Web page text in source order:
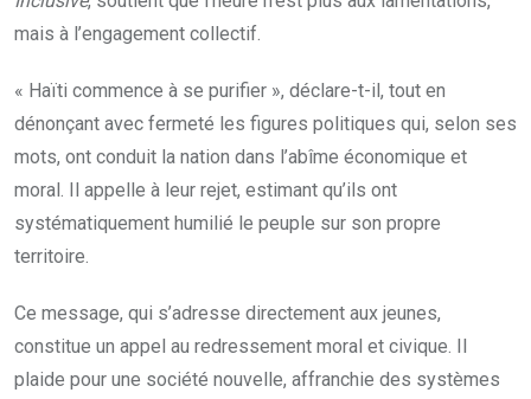
mais à l’engagement collectif.
« Haïti commence à se purifier », déclare-t-il, tout en
dénonçant avec fermeté les figures politiques qui, selon ses
mots, ont conduit la nation dans l’abîme économique et
moral. Il appelle à leur rejet, estimant qu’ils ont
systématiquement humilié le peuple sur son propre
territoire.
Ce message, qui s’adresse directement aux jeunes,
constitue un appel au redressement moral et civique. Il
plaide pour une société nouvelle, affranchie des systèmes